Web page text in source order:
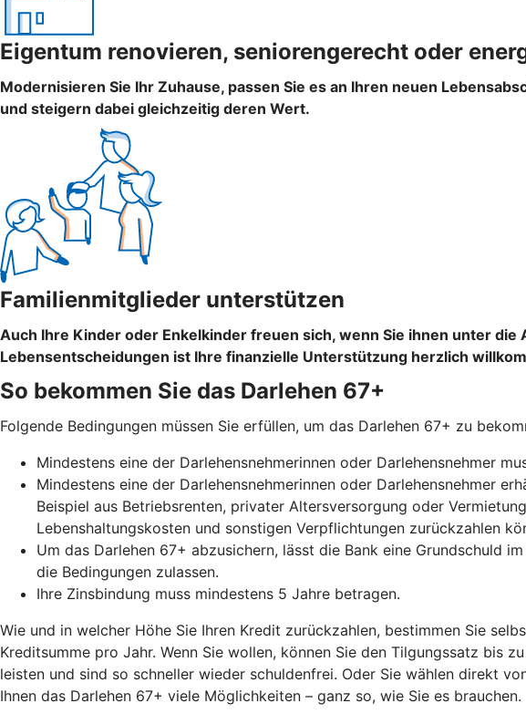
Eigentum renovieren, seniorengerecht oder
Modernisieren Sie Ihr Zuhause, passen Sie es an Ihren neuen
und steigern dabei gleichzeitig deren Wert.
Familienmitglieder unterstützen
Auch Ihre Kinder oder Enkelkinder freuen sich, wenn Sie ihnen unter
Lebensentscheidungen ist Ihre finanzielle Unterstützung herzlich
So bekommen Sie das Darlehen 67+
Folgende Bedingungen müssen Sie erfüllen, um das Darlehen 67+ zu
Mindestens eine der Darlehensnehmerinnen oder Darlehensnehmer
Mindestens eine der Darlehensnehmerinnen oder Darlehensnehmer
Beispiel aus Betriebsrenten, privater Altersversorgung oder
Lebenshaltungskosten und sonstigen Verpflichtungen zurückzahlen
Um das Darlehen 67+ abzusichern, lässt die Bank eine Grundschuld
die Bedingungen zulassen.
Ihre Zinsbindung muss mindestens 5 Jahre betragen.
Wie und in welcher Höhe Sie Ihren Kredit zurückzahlen, bestimmen Sie
Kreditsumme pro Jahr. Wenn Sie wollen, können Sie den Tilgungssatz bis
leisten und sind so schneller wieder schuldenfrei. Oder Sie wählen direkt
Ihnen das Darlehen 67+ viele Möglichkeiten – ganz so, wie Sie es brauchen.